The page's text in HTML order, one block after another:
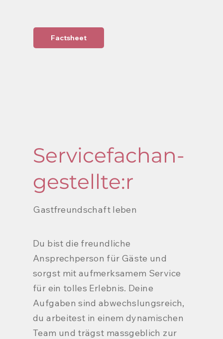
Factsheet
Servicefachan-
gestellte:r
Gastfreundschaft leben
Du bist die freundliche
Ansprechperson für Gäste und
sorgst mit aufmerksamem Service
für ein tolles Erlebnis. Deine
Aufgaben sind abwechslungsreich,
du arbeitest in einem dynamischen
Team und trägst massgeblich zur